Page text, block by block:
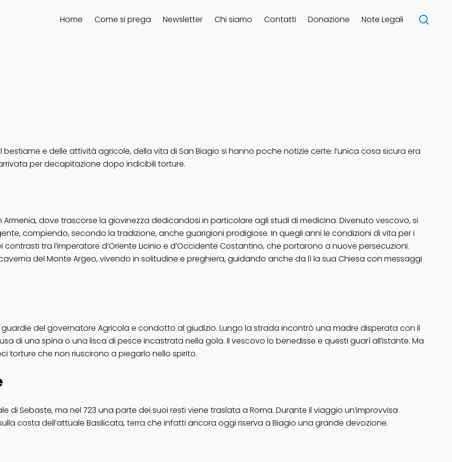
Home Come si prega Newsletter Chi siamo Contatti Donazione Note Legali
e delle attività agricole, della vita di San Biagio si hanno poche notizie certe: l’unica cosa sicura era
per decapitazione dopo indicibili torture.
Armenia, dove trascorse la giovinezza dedicandosi in particolare agli studi di medicina. Divenuto vescovo, si
compiendo, secondo la tradizione, anche guarigioni prodigiose. In quegli anni le condizioni di vita per i
tra l’imperatore d’Oriente Licinio e d’Occidente Costantino, che portarono a nuove persecuzioni.
del Monte Argeo, vivendo in solitudine e preghiera, guidando anche da lì la sua Chiesa con messaggi
del governatore Agricola e condotto al giudizio. Lungo la strada incontrò una madre disperata con il
di una spina o una lisca di pesce incastrata nella gola. Il vescovo lo benedisse e questi guarì all’istante. Ma
torture che non riuscirono a piegarlo nello spirito.
di Sebaste, ma nel 723 una parte dei suoi resti viene traslata a Roma. Durante il viaggio un’improvvisa
costa dell’attuale Basilicata, terra che infatti ancora oggi riserva a Biagio una grande devozione.